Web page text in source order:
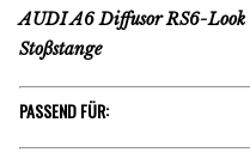
AUDI A6 Diffusor RS6-
Stoßstange
PASSEND FÜR: